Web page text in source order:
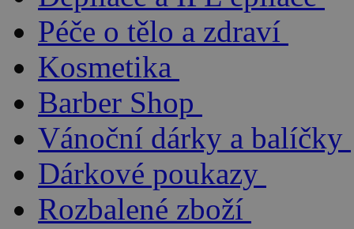
Péče o tělo a zdraví
Kosmetika
Barber Shop
Vánoční dárky a balíčky
Dárkové poukazy
Rozbalené zboží